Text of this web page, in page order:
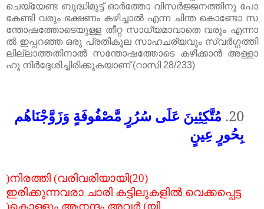
ചെയ്യേണ്ട ബുദ്ധിമുട്ട് ഓർത്തോ വിസർജ്ജനത്തിനു പോ
കേണ്ടി വരും ഭക്ഷണം കഴിച്ചാൽ എന്ന ചിന്ത കൊണ്ടോ സ
ന്തോഷത്തോടെയുള്ള തീറ്റ സാധ്യമാവാതെ വരും എന്നാ
ൽ ഇപ്പറഞ്ഞ ഒരു പ്രതികൂല സാഹചര്യവും സ്വർഗ്ഗത്തി
ലില്ലാത്തതിനാൽ സന്തോഷത്തോടെ കഴിക്കാൻ
അള്ളാ
ഹു നിർദ്ദേശിച്ചിരിക്കുകയാണ്(റാസി28/233)
20. مُتَّكِئِينَ عَلَى سُرُرٍ مَّصْفُوفَةٍ وَزَوَّجْنَاهُم
بِحُورٍ عِينٍ
(20)
വരിവരിയായി
(
നിരത്തി
)
വെക്കപ്പെട്ട
കട്ടിലുകളിൽ
ചാരി
ഇരിക്കുന്നവരാ
യി
(
അവർ
ആനന്ദം
കൊള്ളും
)